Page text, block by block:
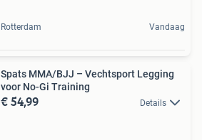
Rotterdam Vandaag
Spats MMA/BJJ – Vechtsport Legging
voor No-Gi Training
€ 54,99 Details